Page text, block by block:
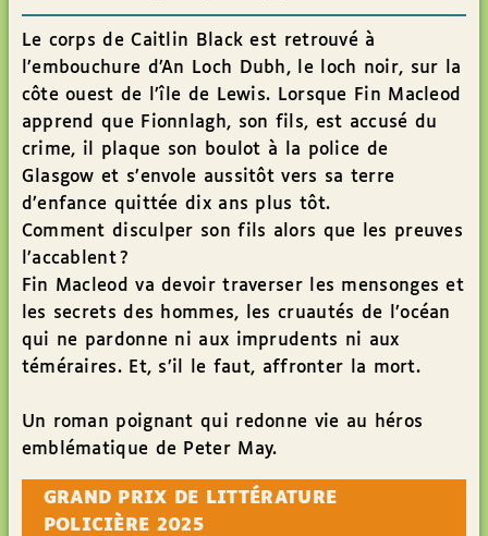
Le corps de Caitlin Black est retrouvé à
l’embouchure d’An Loch Dubh, le loch noir, sur la
côte ouest de l’île de Lewis. Lorsque Fin Macleod
apprend que Fionnlagh, son fils, est accusé du
crime, il plaque son boulot à la police de
Glasgow et s’envole aussitôt vers sa terre
d’enfance quittée dix ans plus tôt.
Comment disculper son fils alors que les preuves
l’accablent ?
Fin Macleod va devoir traverser les mensonges et
les secrets des hommes, les cruautés de l’océan
qui ne pardonne ni aux imprudents ni aux
téméraires. Et, s’il le faut, affronter la mort.
Un roman poignant qui redonne vie au héros
emblématique de Peter May.
GRAND PRIX DE LITTÉRATURE
POLICIÈRE 2025